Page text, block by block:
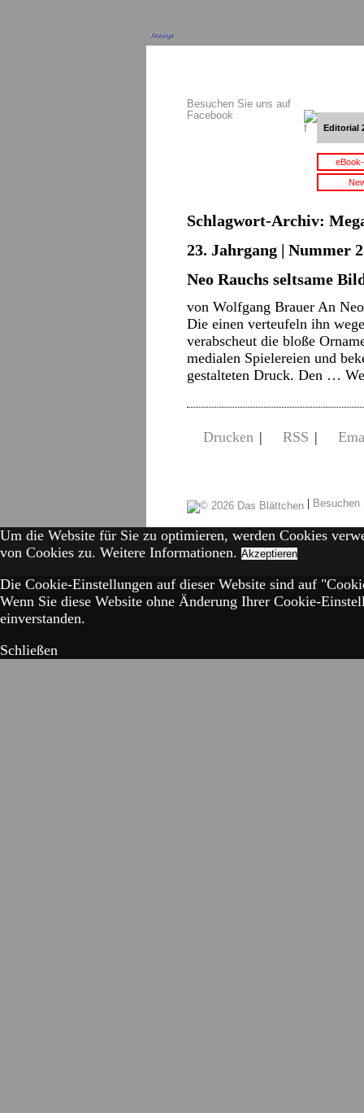
Anzeige
Besuchen Sie uns auf
Facebook
Editorial
Schlagwort-Archiv:
23. Jahrgang | Nummer
Neo Rauchs seltsame
von Wolfgang Brauer An
Die einen verteufeln ihn
verabscheut die bloße
medialen Spielereien und
gestalteten Druck. Den …
Drucken | RSS |
|
Um die Website für Sie zu optimieren, werden Cookies
von Cookies zu. Weitere Informationen. Akzeptieren
Die Cookie-Einstellungen auf dieser Website sind auf
Wenn Sie diese Website ohne Änderung Ihrer Cookie-
einverstanden.
Schließen